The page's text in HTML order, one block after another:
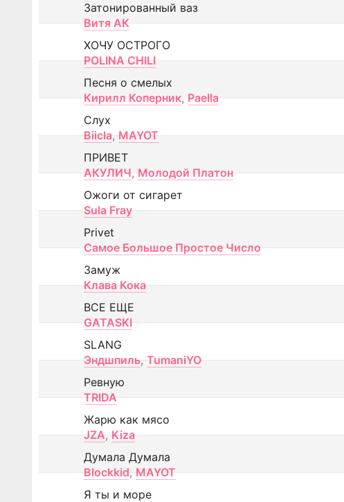
Затонированный ваз
Витя АК
ХОЧУ ОСТРОГО
POLINA CHILI
Песня о смелых
Кирилл Коперник, Paella
Слух
Biicla, MAYOT
ПРИВЕТ
АКУЛИЧ, Молодой Платон
Ожоги от сигарет
Sula Fray
Privet
Самое Большое Простое Число
Замуж
Клава Кока
ВСЕ ЕЩЕ
GATASKI
SLANG
Эндшпиль, TumaniYO
Ревную
TRIDA
Жарю как мясо
JZA, Kiza
Думала Думала
Blockkid, MAYOT
Я ты и море